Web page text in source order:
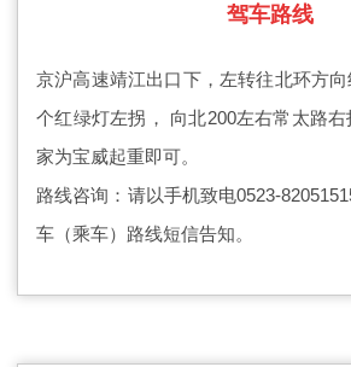
驾车路线
京沪高速靖江出口下，左转往北环方
个红绿灯左拐， 向北200左右常太路
家为宝威起重即可。
路线咨询：请以手机致电0523-
车（乘车）路线短信告知。